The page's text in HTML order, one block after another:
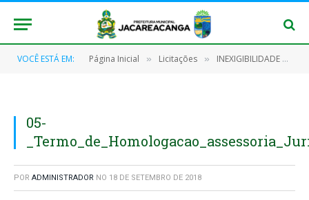
VOCÊ ESTÁ EM: Página Inicial » Licitações » INEXIGIBILIDADE Nº 001/2018-ASSISTÊNCIA SOCIAL
05-
POR ADMINISTRADOR NO 18 DE SETEMBRO DE 2018